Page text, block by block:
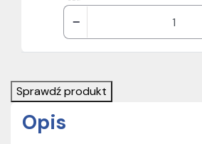
Sprawdź produkt
Opis